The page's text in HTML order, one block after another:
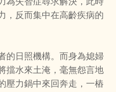
，反而集中在高齡疾病的
的日照機構。而身為媳婦
擋水來土淹，毫無怨言地
壓力鍋中來回奔走，一樁